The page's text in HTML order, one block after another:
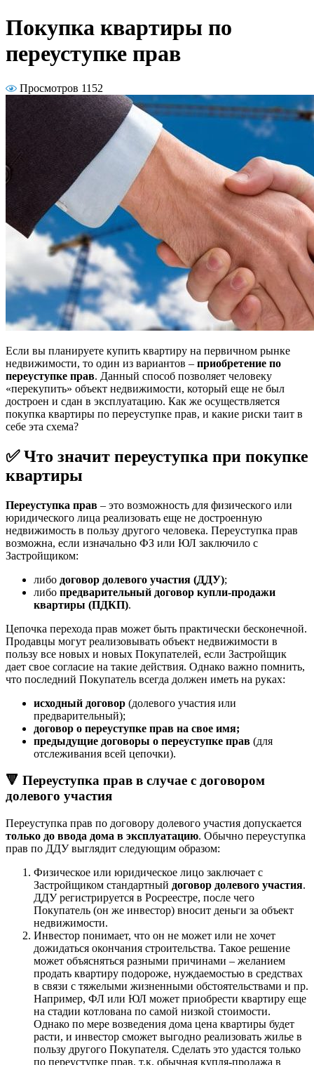
Покупка квартиры по
переуступке прав
Просмотров 1152
Если вы планируете купить квартиру на первичном рынке
недвижимости, то один из вариантов – приобретение по
переуступке прав. Данный способ позволяет человеку
«перекупить» объект недвижимости, который еще не был
достроен и сдан в эксплуатацию. Как же осуществляется
покупка квартиры по переуступке прав, и какие риски таит в
себе эта схема?
✅ Что значит переуступка при покупке
квартиры
Переуступка прав – это возможность для физического или
юридического лица реализовать еще не достроенную
недвижимость в пользу другого человека. Переуступка прав
возможна, если изначально ФЗ или ЮЛ заключило с
Застройщиком:
либо договор долевого участия (ДДУ);
либо предварительный договор купли-продажи
квартиры (ПДКП).
Цепочка перехода прав может быть практически бесконечной.
Продавцы могут реализовывать объект недвижимости в
пользу все новых и новых Покупателей, если Застройщик
дает свое согласие на такие действия. Однако важно помнить,
что последний Покупатель всегда должен иметь на руках:
исходный договор (долевого участия или
предварительный);
договор о переуступке прав на свое имя;
предыдущие договоры о переуступке прав (для
отслеживания всей цепочки).
🔻 Переуступка прав в случае с договором
долевого участия
Переуступка прав по договору долевого участия допускается
только до ввода дома в эксплуатацию. Обычно переуступка
прав по ДДУ выглядит следующим образом:
Физическое или юридическое лицо заключает с
Застройщиком стандартный договор долевого участия.
ДДУ регистрируется в Росреестре, после чего
Покупатель (он же инвестор) вносит деньги за объект
недвижимости.
Инвестор понимает, что он не может или не хочет
дожидаться окончания строительства. Такое решение
может объясняться разными причинами – желанием
продать квартиру подороже, нуждаемостью в средствах
в связи с тяжелыми жизненными обстоятельствами и пр.
Например, ФЛ или ЮЛ может приобрести квартиру еще
на стадии котлована по самой низкой стоимости.
Однако по мере возведения дома цена квартиры будет
расти, и инвестор сможет выгодно реализовать жилье в
пользу другого Покупателя. Сделать это удастся только
по переуступке прав, т.к. обычная купля-продажа в